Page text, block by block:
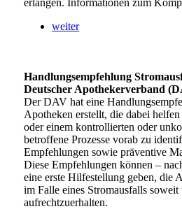
weiter
Handlungsempfehlung
Deutscher Apothekerverband
Der DAV hat eine
Apotheken erstellt, die dabei
oder einem kontrollierten oder
betroffene Prozesse vorab zu
Empfehlungen sowie präventive
Diese Empfehlungen können –
eine erste Hilfestellung geben, die
im Falle eines Stromausfalls
aufrechtzuerhalten.